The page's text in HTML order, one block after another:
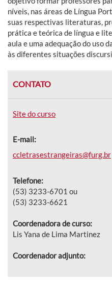
níveis, nas áreas de Língua
suas respectivas literaturas,
prática e teórica de língua e
aula e uma adequação do uso
às diferentes situações
CONTATO
Site do curso
E-mail:
ccletrasestrangeiras@furg.br
Telefone:
(53) 3233-6701 ou
(53) 3233-6621
Coordenadora de curso:
Lis Yana de Lima Martinez
Coordenador adjunto: